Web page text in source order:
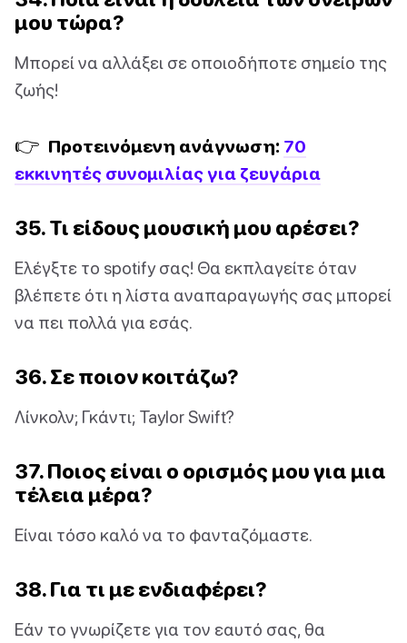
μου τώρα?
Μπορεί να αλλάξει σε οποιοδήποτε σημείο της
ζωής!
👉 Προτεινόμενη ανάγνωση: 70
εκκινητές συνομιλίας για ζευγάρια
35. Τι είδους μουσική μου αρέσει?
Ελέγξτε το spotify σας! Θα εκπλαγείτε όταν
βλέπετε ότι η λίστα αναπαραγωγής σας μπορεί
να πει πολλά για εσάς.
36. Σε ποιον κοιτάζω?
Λίνκολν; Γκάντι; Taylor Swift?
37. Ποιος είναι ο ορισμός μου για μια
τέλεια μέρα?
Είναι τόσο καλό να το φανταζόμαστε.
38. Για τι με ενδιαφέρει?
Εάν το γνωρίζετε για τον εαυτό σας, θα